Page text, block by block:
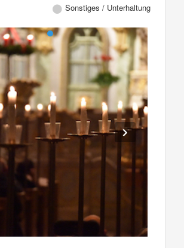
Sonstiges / Unterhaltung